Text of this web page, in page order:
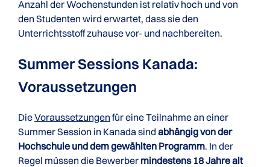
Anzahl der Wochenstunden ist relativ hoch und von
den Studenten wird erwartet, dass sie den
Unterrichtsstoff zuhause vor- und nachbereiten.
Summer Sessions Kanada:
Voraussetzungen
DieVoraussetzungen für eine Teilnahme an einer
Summer Session in Kanada sind abhängig von der
Hochschule und dem gewählten Programm. In der
Regel müssen die Bewerber mindestens 18 Jahre alt